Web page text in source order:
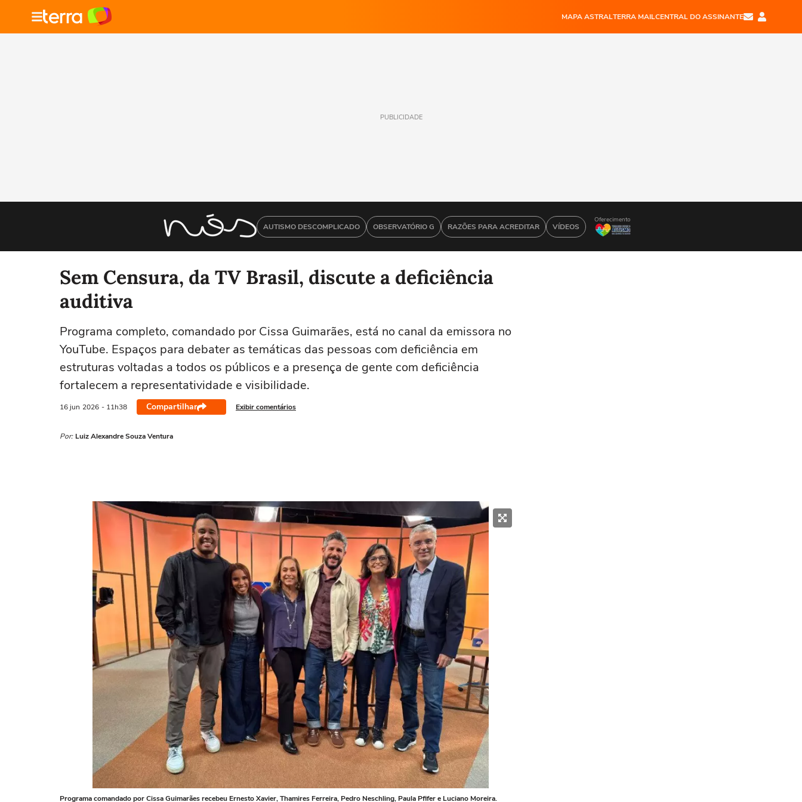
MAPA ASTRALTERRA MAILCENTRAL DO ASSINANTE
PUBLICIDADE
AUTISMO DESCOMPLICADO OBSERVATÓRIO G RAZÕES PARA ACREDITAR VÍDEOS
Oferecimento
Sem Censura, da TV Brasil, discute a deficiência
auditiva
Programa completo, comandado por Cissa Guimarães, está no canal da emissora no
YouTube. Espaços para debater as temáticas das pessoas com deficiência em
estruturas voltadas a todos os públicos e a presença de gente com deficiência
fortalecem a representatividade e visibilidade.
16 jun 2026 - 11h38 Compartilhar Exibir comentários
Por: Luiz Alexandre Souza Ventura
Programa comandado por Cissa Guimarães recebeu Ernesto Xavier, Thamires Ferreira, Pedro Neschling, Paula Pfifer e Luciano Moreira.